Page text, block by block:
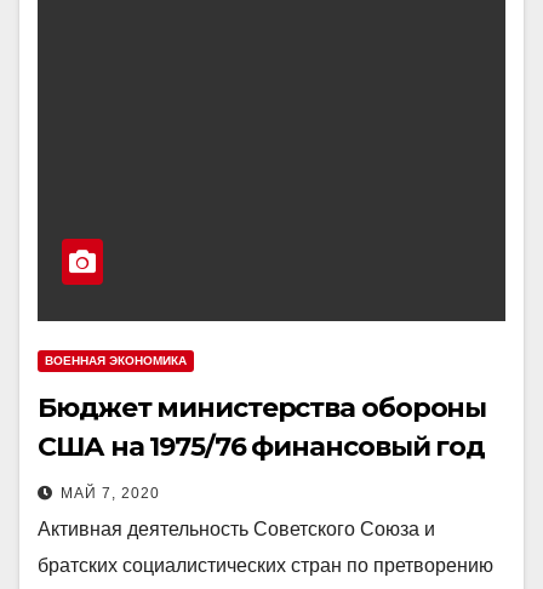
ВОЕННАЯ ЭКОНОМИКА
Бюджет министерства обороны
США на 1975/76 финансовый год
МАЙ 7, 2020
Активная деятельность Советского Союза и
братских социалистических стран по претворению